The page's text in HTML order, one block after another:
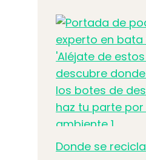
Donde se recicla